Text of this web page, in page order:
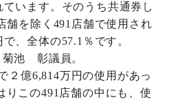
います。そのうち共通券し
舗を除く491店舗で使用され
、全体の57.1％です。
池 彰議員。
6,814万円の使用があっ
りこの491店舗の中にも、使